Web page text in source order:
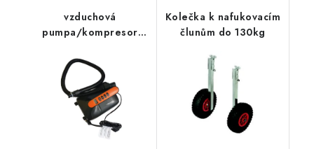
vzduchová
pumpa/kompresor
Kolečka k nafukovacím
člunům do 130kg